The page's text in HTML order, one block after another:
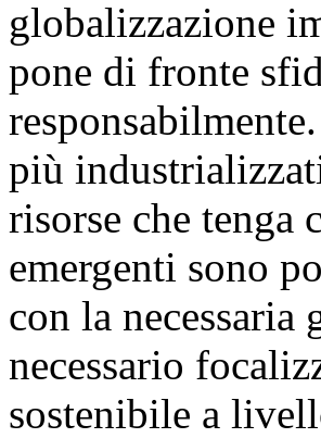
globalizzazione
pone di fronte
più
risorse che tenga
emergenti sono
con la necessaria
necessario
sostenibile a